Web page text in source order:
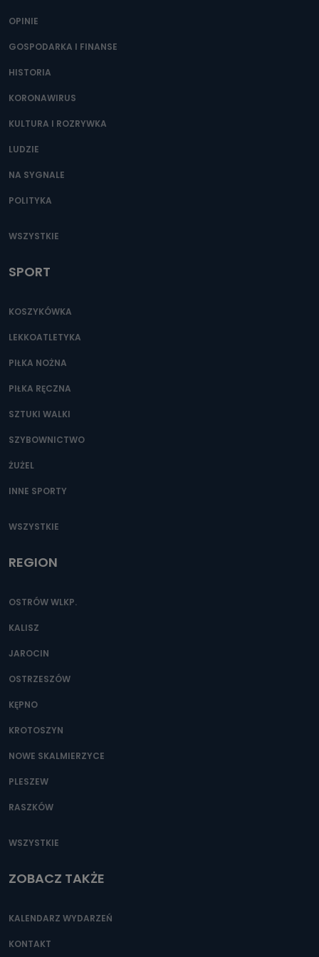
OPINIE
GOSPODARKA I FINANSE
HISTORIA
KORONAWIRUS
KULTURA I ROZRYWKA
LUDZIE
NA SYGNALE
POLITYKA
WSZYSTKIE
SPORT
KOSZYKÓWKA
LEKKOATLETYKA
PIŁKA NOŻNA
PIŁKA RĘCZNA
SZTUKI WALKI
SZYBOWNICTWO
ŻUŻEL
INNE SPORTY
WSZYSTKIE
REGION
OSTRÓW WLKP.
KALISZ
JAROCIN
OSTRZESZÓW
KĘPNO
KROTOSZYN
NOWE SKALMIERZYCE
PLESZEW
RASZKÓW
WSZYSTKIE
ZOBACZ TAKŻE
KALENDARZ WYDARZEŃ
KONTAKT